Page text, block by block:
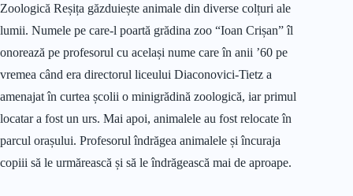
Zoologică Reșița găzduiește animale din diverse colțuri ale
lumii. Numele pe care-l poartă grădina zoo “Ioan Crișan” îl
onorează pe profesorul cu același nume care în anii ’60 pe
vremea când era directorul liceului Diaconovici-Tietz a
amenajat în curtea școlii o minigrădină zoologică, iar primul
locatar a fost un urs. Mai apoi, animalele au fost relocate în
parcul orașului. Profesorul îndrăgea animalele și încuraja
copiii să le urmărească și să le îndrăgească mai de aproape.